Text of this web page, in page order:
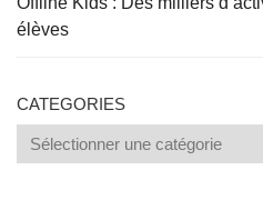
élèves
CATEGORIES
Categories